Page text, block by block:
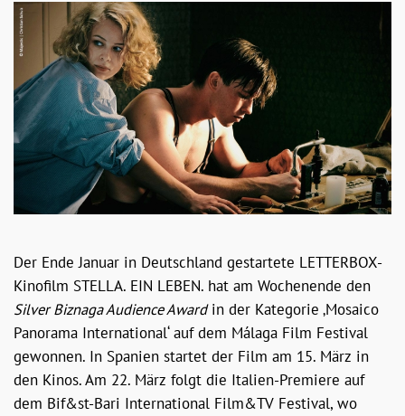
Der Ende Januar in Deutschland gestartete LETTERBOX-
Kinofilm STELLA. EIN LEBEN. hat am Wochenende den
Silver Biznaga Audience Awardin der Kategorie ‚Mosaico
Panorama International‘ auf dem Málaga Film Festival
gewonnen. In Spanien startet der Film am 15. März in
den Kinos. Am 22. März folgt die Italien-Premiere auf
dem Bif&st-Bari International Film&TV Festival, wo